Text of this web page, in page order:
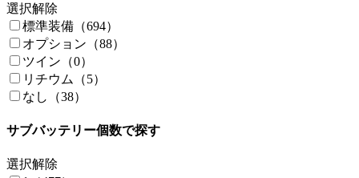
JAPAN C.R.C.（3）
GORDON MILLER（3）
NONIDEL（3）
トヨタモビリティ神奈川（3）
JP STAR（5）
選択解除
標準装備（694）
オプション（88）
ツイン（0）
リチウム（5）
なし（38）
サブバッテリー個数で探す
選択解除